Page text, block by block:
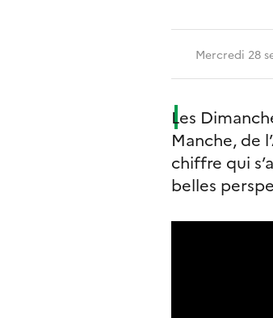
Mercredi 28
Les
Manche, de
chiffre qui
belles